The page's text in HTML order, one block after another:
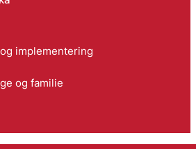
implementering
og familie